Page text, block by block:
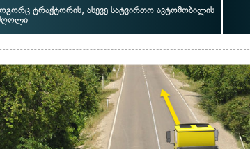
ტრაქტორის, ასევე სატვირთო ავტომობილის